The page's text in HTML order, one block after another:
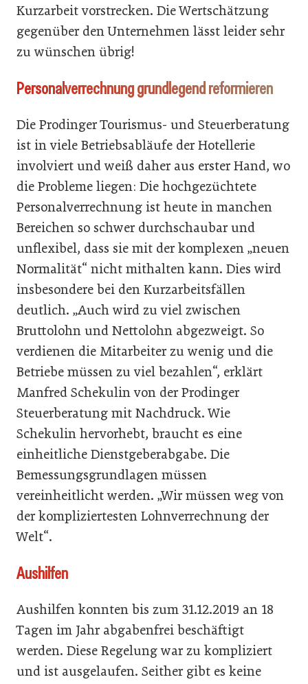
Kurzarbeit vorstrecken. Die Wertschätzung
gegenüber den Unternehmen lässt leider sehr
zu wünschen übrig!
Personalverrechnung grundlegend reformieren
Die Prodinger Tourismus- und Steuerberatung
ist in viele Betriebsabläufe der Hotellerie
involviert und weiß daher aus erster Hand, wo
die Probleme liegen: Die hochgezüchtete
Personalverrechnung ist heute in manchen
Bereichen so schwer durchschaubar und
unflexibel, dass sie mit der komplexen „neuen
Normalität“ nicht mithalten kann. Dies wird
insbesondere bei den Kurzarbeitsfällen
deutlich. „Auch wird zu viel zwischen
Bruttolohn und Nettolohn abgezweigt. So
verdienen die Mitarbeiter zu wenig und die
Betriebe müssen zu viel bezahlen“, erklärt
Manfred Schekulin von der Prodinger
Steuerberatung mit Nachdruck. Wie
Schekulin hervorhebt, braucht es eine
einheitliche Dienstgeberabgabe. Die
Bemessungsgrundlagen müssen
vereinheitlicht werden. „Wir müssen weg von
der kompliziertesten Lohnverrechnung der
Welt“.
Aushilfen
Aushilfen konnten bis zum 31.12.2019 an 18
Tagen im Jahr abgabenfrei beschäftigt
werden. Diese Regelung war zu kompliziert
und ist ausgelaufen. Seither gibt es keine